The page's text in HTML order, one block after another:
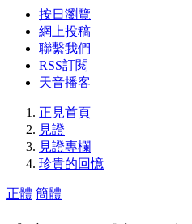
按日瀏覽
網上投稿
聯繫我們
RSS訂閱
天音播客
正見首頁
見證
見證專欄
珍貴的回憶
正體 簡體